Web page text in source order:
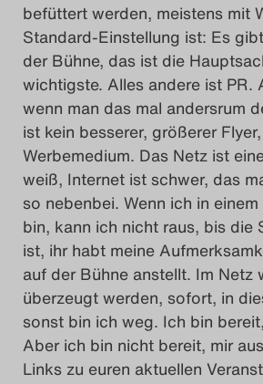
befüttert werden, meistens mit
Standard-Einstellung ist: Es
der Bühne, das ist die
wichtigste. Alles andere ist PR.
wenn man das mal andersrum
ist kein besserer, größerer
Werbemedium. Das Netz ist
weiß, Internet ist schwer, das
so nebenbei. Wenn ich in
bin, kann ich nicht raus, bis die
ist, ihr habt meine
auf der Bühne anstellt. Im Netz
überzeugt werden, sofort, in
sonst bin ich weg. Ich bin
Aber ich bin nicht bereit, mir
Links zu euren aktuellen